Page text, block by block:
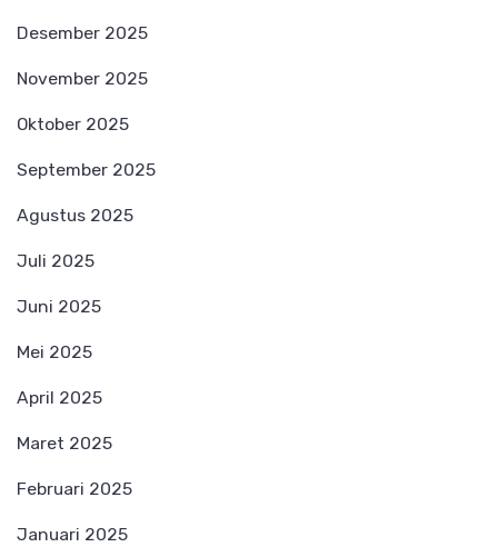
Desember 2025
November 2025
Oktober 2025
September 2025
Agustus 2025
Juli 2025
Juni 2025
Mei 2025
April 2025
Maret 2025
Februari 2025
Januari 2025